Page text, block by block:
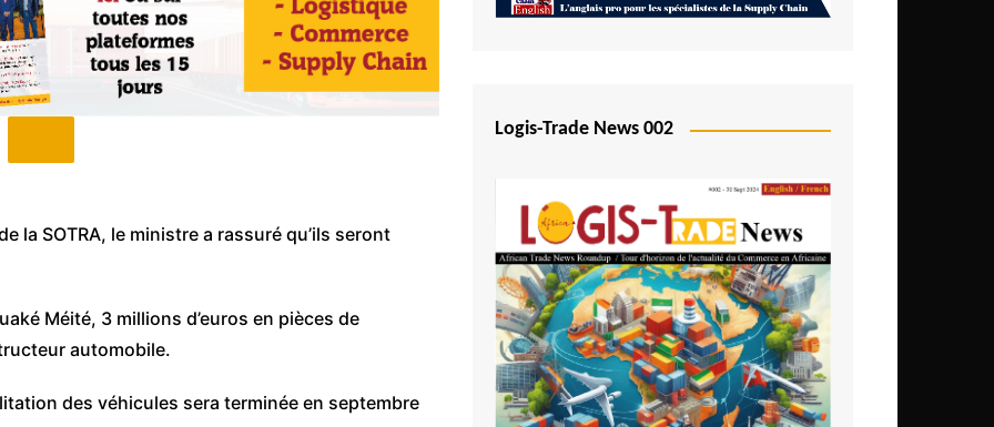
la SOTRA, le ministre a rassuré qu’ils seront
Méité, 3 millions d’euros en pièces de
automobile.
des véhicules sera terminée en septembre
Logis-Trade News 002